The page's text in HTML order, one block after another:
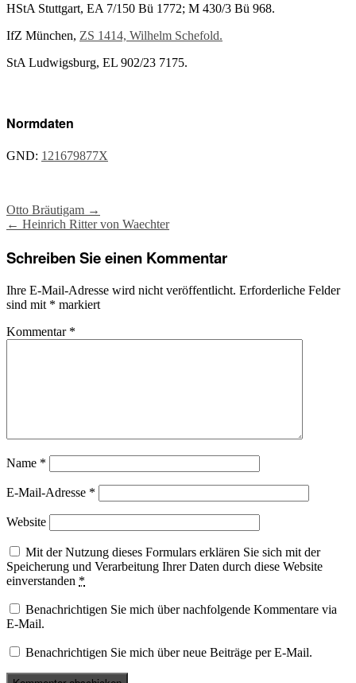
HStA Stuttgart, EA 7/150 Bü 1772; M 430/3 Bü 968.
IfZ München, ZS 1414, Wilhelm Schefold.
StA Ludwigsburg, EL 902/23 7175.
Normdaten
GND: 121679877X
Post
Otto Bräutigam →
← Heinrich Ritter von Waechter
Schreiben Sie einen Kommentar
Ihre E-Mail-Adresse wird nicht veröffentlicht. Erforderliche Felder
sind mit * markiert
Kommentar *
Name *
E-Mail-Adresse *
Website
Mit der Nutzung dieses Formulars erklären Sie sich mit der
Speicherung und Verarbeitung Ihrer Daten durch diese Website
einverstanden *
Benachrichtigen Sie mich über nachfolgende Kommentare via
E-Mail.
Benachrichtigen Sie mich über neue Beiträge per E-Mail.